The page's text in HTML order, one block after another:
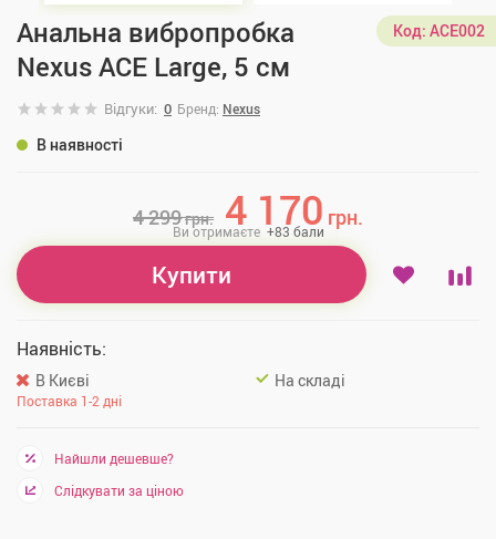
Анальна вибропробка
Nexus ACE Large, 5 см
Код: ACE002
Відгуки: 0 Бренд: Nexus
В наявності
4 299грн. 4 170 грн.
Ви отримаєте +83 бали
Купити
Наявність:
В Києві
Поставка 1-2 дні
На складі
Найшли дешевше?
Слідкувати за ціною